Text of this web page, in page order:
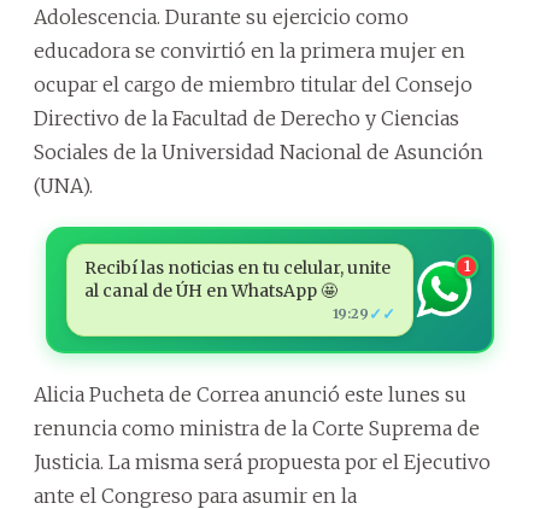
Adolescencia. Durante su ejercicio como
educadora se convirtió en la primera mujer en
ocupar el cargo de miembro titular del Consejo
Directivo de la Facultad de Derecho y Ciencias
Sociales de la Universidad Nacional de Asunción
(UNA).
Recibí las noticias en tu celular, unite
al canal de ÚH en WhatsApp 🤩
19:29 ✓✓
1
Alicia Pucheta de Correa anunció este lunes su
renuncia como ministra de la Corte Suprema de
Justicia. La misma será propuesta por el Ejecutivo
ante el Congreso para asumir en la